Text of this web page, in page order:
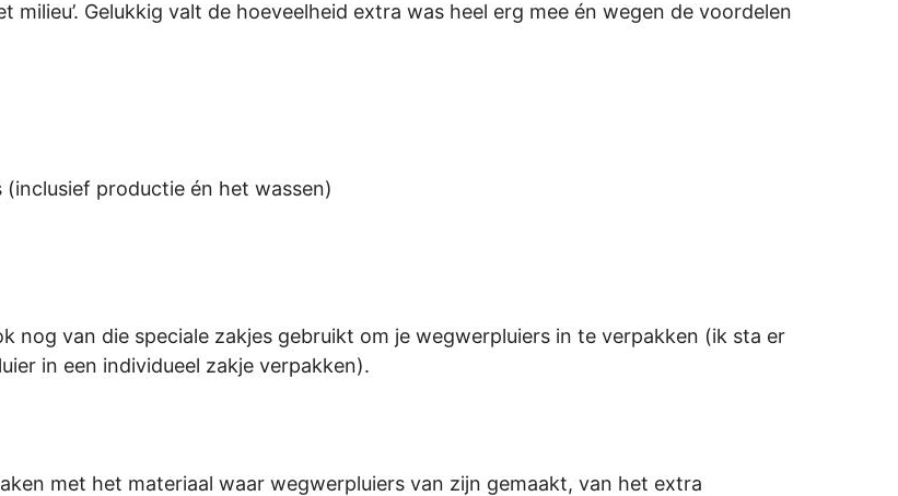
Gelukkig valt de hoeveelheid extra was heel erg mee én wegen de voordelen
productie én het wassen)
nog van die speciale zakjes gebruikt om je wegwerpluiers in te verpakken (ik sta er
in een individueel zakje verpakken).
met het materiaal waar wegwerpluiers van zijn gemaakt, van het extra